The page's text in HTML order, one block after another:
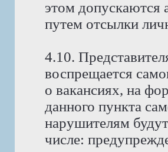
этом допускаются
путем отсылки
4.10.
воспрещается
о вакансиях, на
данного пункта
нарушителям
числе: